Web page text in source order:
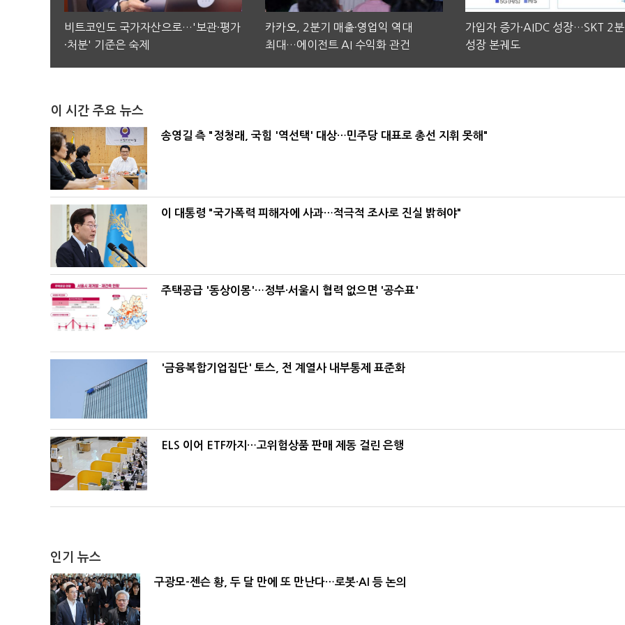
비트코인도 국가자산으로…'보관·평가
·처분' 기준은 숙제
카카오, 2분기 매출·영업익 역대
최대…에이전트 AI 수익화 관건
가입자 증가·AIDC 성장…SKT 2
성장 본궤도
이 시간 주요 뉴스
송영길 측 "정청래, 국힘 '역선택' 대상…민주당 대표로 총선 지휘 못해"
이 대통령 "국가폭력 피해자에 사과…적극적 조사로 진실 밝혀야"
주택공급 '동상이몽'…정부·서울시 협력 없으면 '공수표'
'금융복합기업집단' 토스, 전 계열사 내부통제 표준화
ELS 이어 ETF까지…고위험상품 판매 제동 걸린 은행
인기 뉴스
구광모-젠슨 황, 두 달 만에 또 만난다…로봇·AI 등 논의